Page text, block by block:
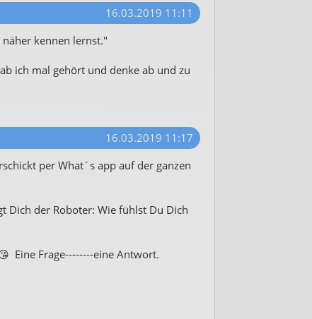
16.03.2019 11:11
kennen lernst."
ich mal gehört und denke ab und zu
16.03.2019 11:17
per What´s app auf der ganzen
Dich der Roboter: Wie fühlst Du Dich
Eine Frage--------eine Antwort.